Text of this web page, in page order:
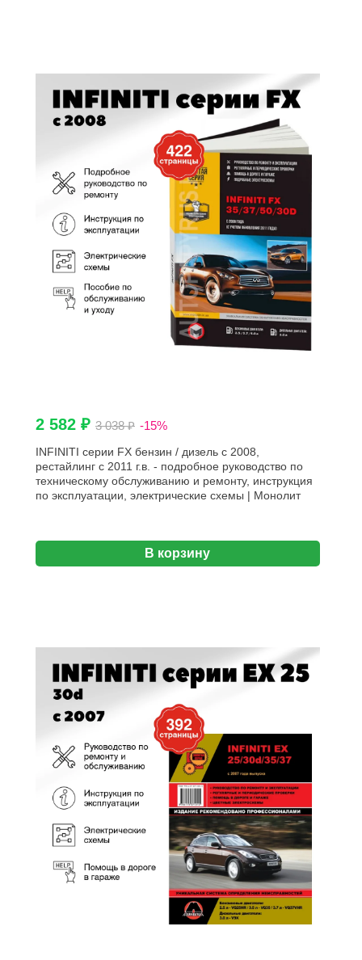
2 582 ₽ 3 038 ₽ -15%
INFINITI серии FX бензин / дизель с 2008,
рестайлинг с 2011 г.в. - подробное руководство по
техническому обслуживанию и ремонту, инструкция
по эксплуатации, электрические схемы | Монолит
В корзину